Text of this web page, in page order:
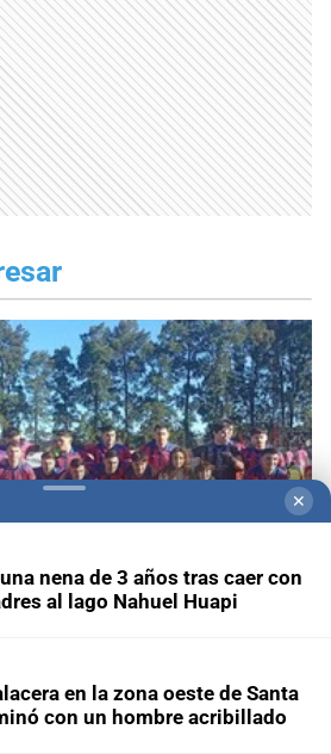
San Justo, a todo o nada por
✕
nena de 3 años tras caer con
al lago Nahuel Huapi
en la zona oeste de Santa
con un hombre acribillado